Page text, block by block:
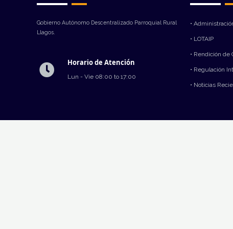
Gobierno Autónomo Descentralizado Parroquial Rural
Llagos.
Horario de Atención
Lun - Vie 08:00 to 17:00
•
• LOTAIP
• Rendición de
• Regulación
• Noticias